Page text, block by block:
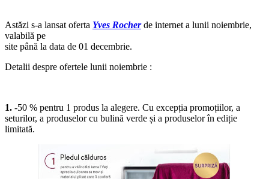
Astăzi s-a lansat oferta Yves Rocherde internet a lunii noiembrie,
valabilă pe
site până la data de 01 decembrie.
Detalii despre ofertele lunii noiembrie :
1. -50 % pentru 1 produs la alegere. Cu excepția promoțiilor, a
seturilor, a produselor cu bulină verde și a produselor în ediție
limitată.